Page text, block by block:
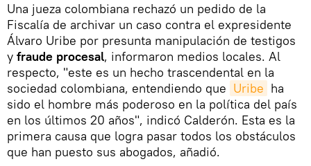
Una jueza colombiana rechazó un pedido de la
Fiscalía de archivar un caso contra el expresidente
Álvaro Uribe por presunta manipulación de testigos
y fraude procesal, informaron medios locales. Al
respecto, "este es un hecho trascendental en la
sociedad colombiana, entendiendo que Uribe ha
sido el hombre más poderoso en la política del país
en los últimos 20 años", indicó Calderón. Esta es la
primera causa que logra pasar todos los obstáculos
que han puesto sus abogados, añadió.